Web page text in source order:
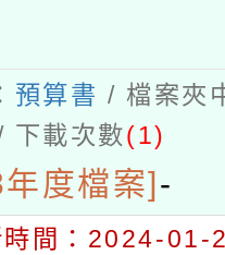
預算書 / 檔案夾
下載次數(1)
度檔案] -
時間：2024-01-